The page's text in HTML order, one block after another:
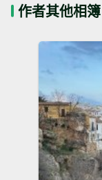
作者其他相簿